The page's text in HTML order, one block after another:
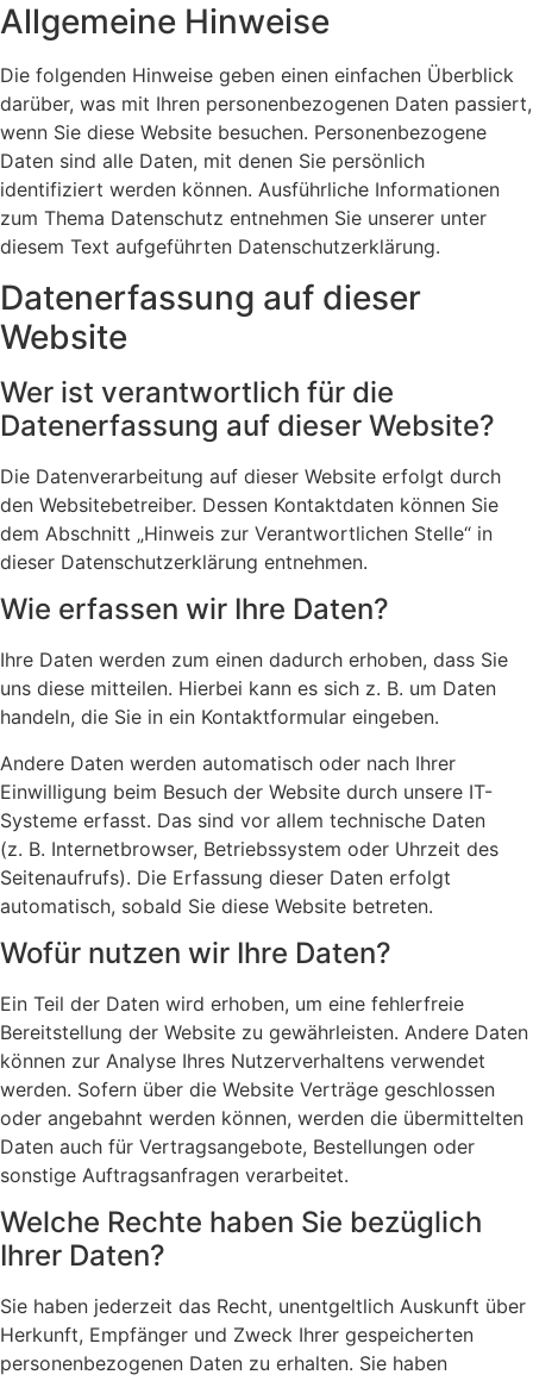
Allgemeine Hinweise
Die folgenden Hinweise geben einen einfachen Überblick
darüber, was mit Ihren personenbezogenen Daten passiert,
wenn Sie diese Website besuchen. Personenbezogene
Daten sind alle Daten, mit denen Sie persönlich
identifiziert werden können. Ausführliche Informationen
zum Thema Datenschutz entnehmen Sie unserer unter
diesem Text aufgeführten Datenschutzerklärung.
Datenerfassung auf dieser
Website
Wer ist verantwortlich für die
Datenerfassung auf dieser Website?
Die Datenverarbeitung auf dieser Website erfolgt durch
den Websitebetreiber. Dessen Kontaktdaten können Sie
dem Abschnitt „Hinweis zur Verantwortlichen Stelle“ in
dieser Datenschutzerklärung entnehmen.
Wie erfassen wir Ihre Daten?
Ihre Daten werden zum einen dadurch erhoben, dass Sie
uns diese mitteilen. Hierbei kann es sich z. B. um Daten
handeln, die Sie in ein Kontaktformular eingeben.
Andere Daten werden automatisch oder nach Ihrer
Einwilligung beim Besuch der Website durch unsere IT-
Systeme erfasst. Das sind vor allem technische Daten
(z. B. Internetbrowser, Betriebssystem oder Uhrzeit des
Seitenaufrufs). Die Erfassung dieser Daten erfolgt
automatisch, sobald Sie diese Website betreten.
Wofür nutzen wir Ihre Daten?
Ein Teil der Daten wird erhoben, um eine fehlerfreie
Bereitstellung der Website zu gewährleisten. Andere Daten
können zur Analyse Ihres Nutzerverhaltens verwendet
werden. Sofern über die Website Verträge geschlossen
oder angebahnt werden können, werden die übermittelten
Daten auch für Vertragsangebote, Bestellungen oder
sonstige Auftragsanfragen verarbeitet.
Welche Rechte haben Sie bezüglich
Ihrer Daten?
Sie haben jederzeit das Recht, unentgeltlich Auskunft über
Herkunft, Empfänger und Zweck Ihrer gespeicherten
personenbezogenen Daten zu erhalten. Sie haben